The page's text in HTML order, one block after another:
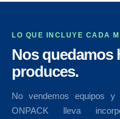
LO QUE INCLUYE CADA
Nos quedamos
produces.
No vendemos equipos y
ONPACK lleva